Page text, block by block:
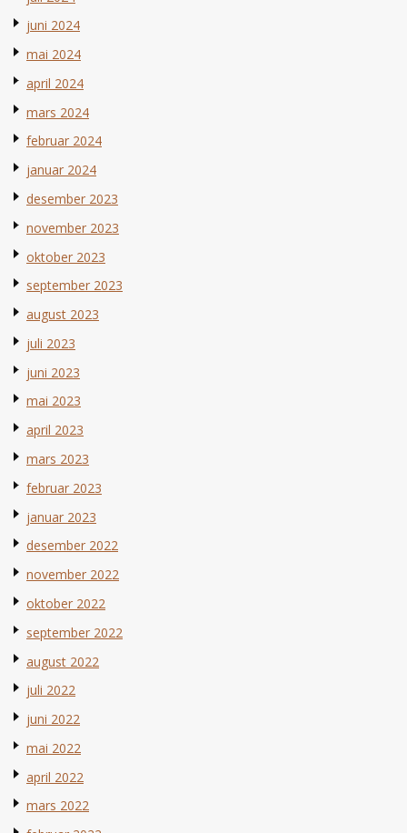
juni 2024
mai 2024
april 2024
mars 2024
februar 2024
januar 2024
desember 2023
november 2023
oktober 2023
september 2023
august 2023
juli 2023
juni 2023
mai 2023
april 2023
mars 2023
februar 2023
januar 2023
desember 2022
november 2022
oktober 2022
september 2022
august 2022
juli 2022
juni 2022
mai 2022
april 2022
mars 2022